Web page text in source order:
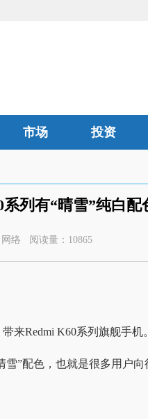
市场 投资
列有“晴雪”纯白配
网络 阅读量：10865
来Redmi K60系列旗舰手机。
”配色，也就是很多用户